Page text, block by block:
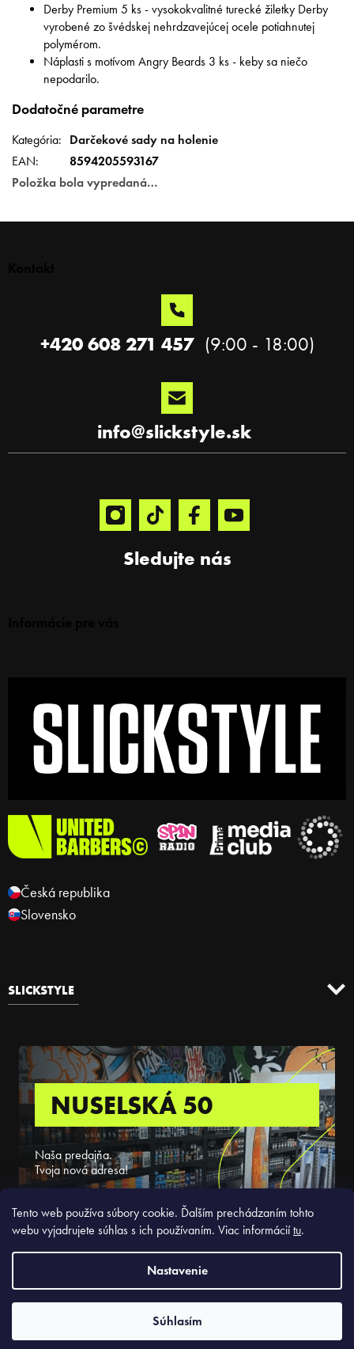
Tento web používa súbory cookie. Ďalším prechádzaním tohto
webu vyjadrujete súhlas s ich používaním. Viac informáciítu.
Nastavenie
Súhlasím
Derby Premium 5 ks - vysokokvalitné turecké žiletky Derby
vyrobené zo švédskej nehrdzavejúcej ocele potiahnutej
polymérom.
Náplasti s motívom Angry Beards 3 ks - keby sa niečo
nepodarilo.
Dodatočné parametre
Kategória:
Darčekové sady na holenie
EAN:
8594205593167
Položka bola vypredaná…
Sledujte nás
info@slickstyle.sk
+420 608 271 457
Česká republika
Slovensko
SLICKSTYLE
NUSELSKÁ 50
Naša predajňa.
Tvoja nová adresa!
Slickstyle.sk. Všetky práva vyhradené.